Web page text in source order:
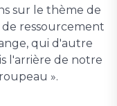
sur le thème de
de ressourcement
qui d'autre
l'arrière de notre
».